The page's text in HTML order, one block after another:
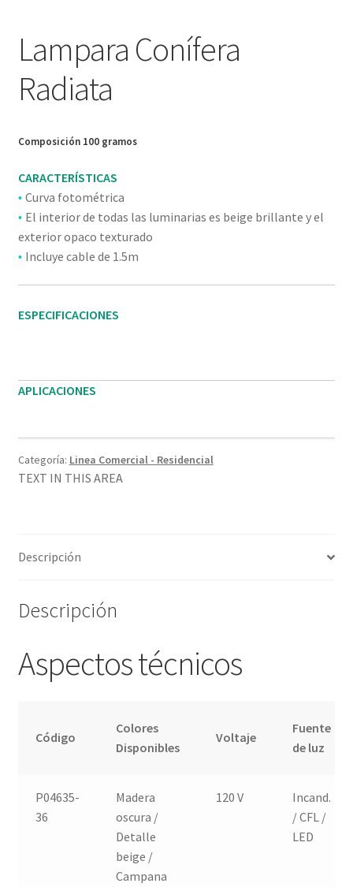
Términos y condiciones
Tienda
Lampara Conífera
Radiata
Composición 100 gramos
CARACTERÍSTICAS
• Curva fotométrica
• El interior de todas las luminarias es beige brillante y el
exterior opaco texturado
• Incluye cable de 1.5m
ESPECIFICACIONES
APLICACIONES
Categoría: Linea Comercial - Residencial
TEXT IN THIS AREA
Descripción
Descripción
Aspectos técnicos
Código
Colores
Disponibles
Voltaje
Fuente
de luz
P04635-
36
Madera
oscura /
Detalle
beige /
Campana
120 V
Incand.
/ CFL /
LED